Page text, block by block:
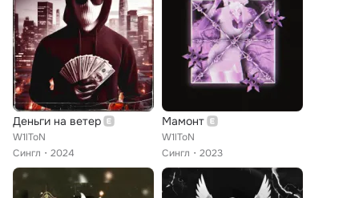
Деньги на ветер
W1lToN
Сингл
2024
Мамонт
W1lToN
Сингл
2023